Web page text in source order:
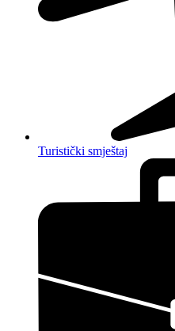
Turistički smještaj